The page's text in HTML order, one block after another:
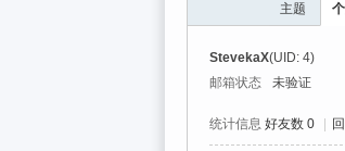
主题
StevekaX(UID: 4)
邮箱状态
未验证
统计信息 好友数 0